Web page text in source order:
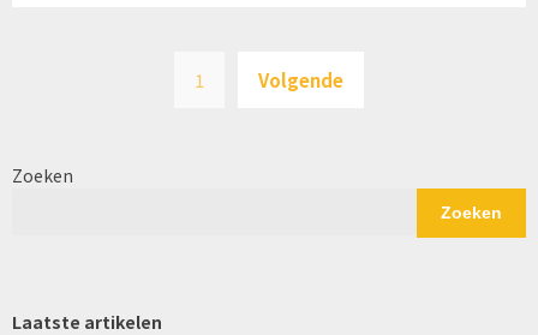
paginering
1 Volgende
Zoeken
Zoeken
Laatste artikelen